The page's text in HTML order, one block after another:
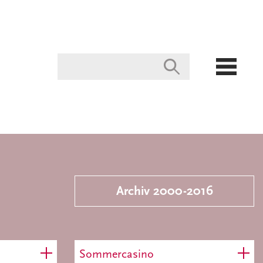
Archiv 2000-2016
Sommercasino